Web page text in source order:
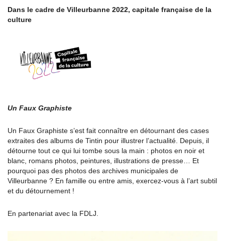
Dans le cadre de Villeurbanne 2022, capitale française de la
culture
Un Faux Graphiste
Un Faux Graphiste s’est fait connaître en détournant des cases
extraites des albums de Tintin pour illustrer l’actualité. Depuis, il
détourne tout ce qui lui tombe sous la main : photos en noir et
blanc, romans photos, peintures, illustrations de presse… Et
pourquoi pas des photos des archives municipales de
Villeurbanne ? En famille ou entre amis, exercez-vous à l’art subtil
et du détournement !
En partenariat avec la FDLJ.